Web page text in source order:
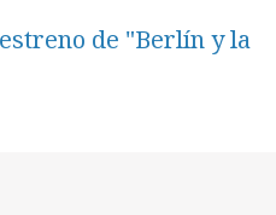
de "Berlín y la